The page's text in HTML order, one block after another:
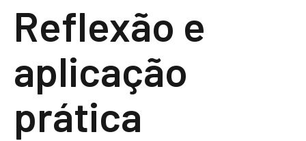
Reflexão e
aplicação
prática